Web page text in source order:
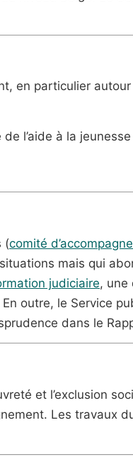
en particulier
l’aide à la
(comité
mais qui
judiciaire, une
En outre, le Service
dans le
et l’exclusion
Les travaux